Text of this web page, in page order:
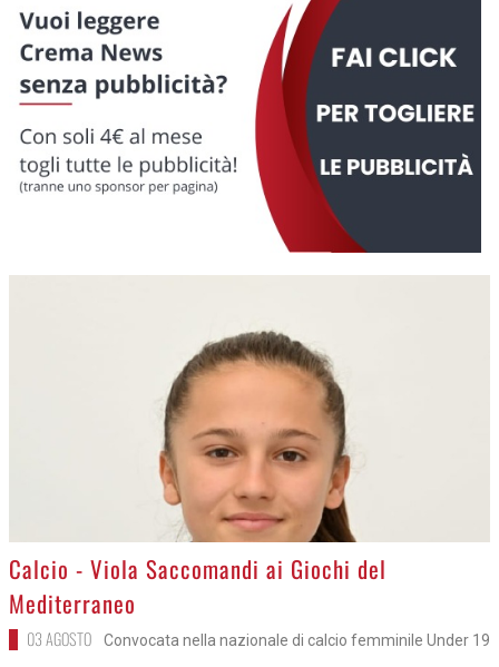
>
Calcio - Viola Saccomandi ai Giochi del
Mediterraneo
03 AGOSTO Convocata nella nazionale di calcio femminile Under 19